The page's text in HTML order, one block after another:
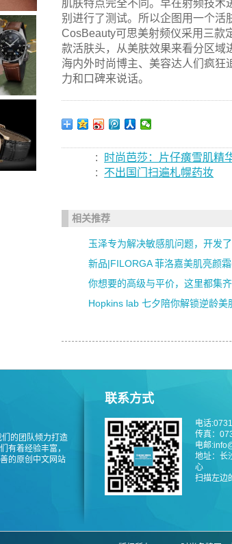
肌肤特点完全不同。早在射频技术
别进行了测试。所以企图用一个活
CosBeauty可思美射频仪采用三款
款活肤头，从美肤效果来看分区域
海内外时尚博主、美容达人们疯
力和口碑来说话。
:
时尚芭莎：片仔癀雪肌精
:
不出国门扫遍札幌药妆
相关推荐
玉泽专为解决敏感肌问题，开发了
新品|FILORGA 菲洛嘉美肌亮颜
你想要的高级与平价，这里都集齐
Hopkins lab 七夕陪你解锁逆龄美
的团队倾力打造
有着经验丰富，
的原创中文网站
联系方式
电话
传真：
电邮
地址：长
心
扫描左边